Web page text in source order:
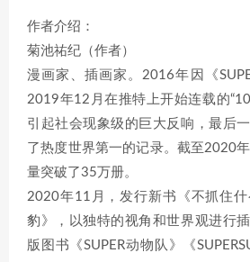
作者介绍：
菊池祐纪（作者）
漫画家、插画家。2016年因《
2019年12月在推特上开始连载的
引起社会现象级的巨大反响，最后
了热度世界第一的记录。截至2020
量突破了35万册。
2020年11月，发行新书《不抓住
豹》，以独特的视角和世界观进行
版图书《SUPER动物队》《